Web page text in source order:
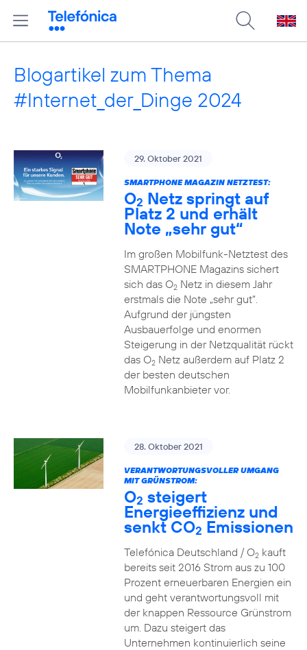
Blogartikel zum Thema
#Internet_der_Dinge 2024
29. Oktober 2021
SMARTPHONE MAGAZIN NETZTEST:
O2 Netz springt auf
Platz 2 und erhält
Note „sehr gut“
Im großen Mobilfunk-Netztest des
SMARTPHONE Magazins sichert
sich das O2Netz in diesem Jahr
erstmals die Note „sehr gut“.
Aufgrund der jüngsten
Ausbauerfolge und enormen
Steigerung in der Netzqualität rückt
das O2Netz außerdem auf Platz 2
der besten deutschen
Mobilfunkanbieter vor.
28. Oktober 2021
VERANTWORTUNGSVOLLER UMGANG
MIT GRÜNSTROM:
O2 steigert
Energieeffizienz und
senkt CO2 Emissionen
Telefónica Deutschland / O2kauft
bereits seit 2016 Strom aus zu 100
Prozent erneuerbaren Energien ein
und geht verantwortungsvoll mit
der knappen Ressource Grünstrom
um. Dazu steigert das
Unternehmen kontinuierlich seine